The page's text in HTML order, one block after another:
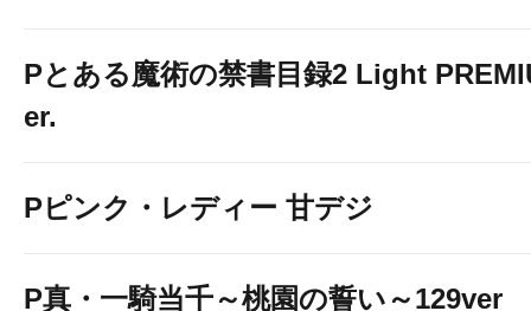
Pとある魔術の禁書目録2 Light
er.
Pピンク・レディー 甘デジ
P真・一騎当千～桃園の誓い～129ver